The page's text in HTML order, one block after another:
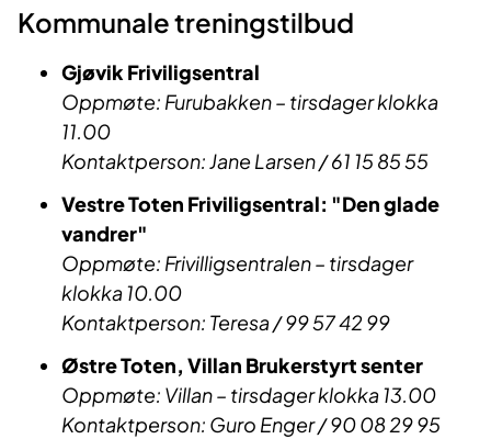
Kommunale treningstilbud
Gjøvik Friviligsentral
Oppmøte: Furubakken – tirsdager klokka
11.00
Kontaktperson: Jane Larsen / 61 15 85 55
Vestre Toten Friviligsentral: "Den glade
vandrer"
Oppmøte: Frivilligsentralen – tirsdager
klokka 10.00
Kontaktperson: Teresa / 99 57 42 99
Østre Toten, Villan Brukerstyrt senter
Oppmøte: Villan – tirsdager klokka 13.00
Kontaktperson: Guro Enger / 90 08 29 95